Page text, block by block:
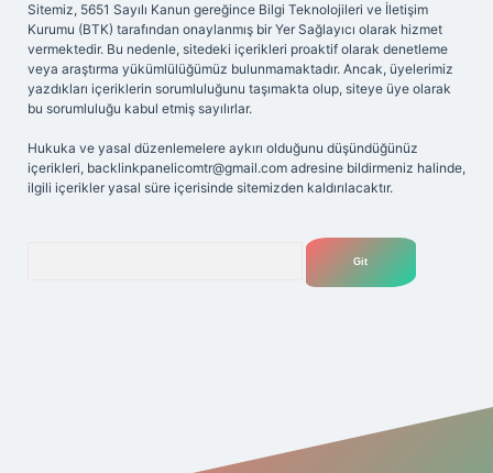
Sitemiz, 5651 Sayılı Kanun gereğince Bilgi Teknolojileri ve İletişim
Kurumu (BTK) tarafından onaylanmış bir Yer Sağlayıcı olarak hizmet
vermektedir. Bu nedenle, sitedeki içerikleri proaktif olarak denetleme
veya araştırma yükümlülüğümüz bulunmamaktadır. Ancak, üyelerimiz
yazdıkları içeriklerin sorumluluğunu taşımakta olup, siteye üye olarak
bu sorumluluğu kabul etmiş sayılırlar.
Hukuka ve yasal düzenlemelere aykırı olduğunu düşündüğünüz
içerikleri, backlinkpanelicomtr@gmail.com adresine bildirmeniz halinde,
ilgili içerikler yasal süre içerisinde sitemizden kaldırılacaktır.
m elexbet